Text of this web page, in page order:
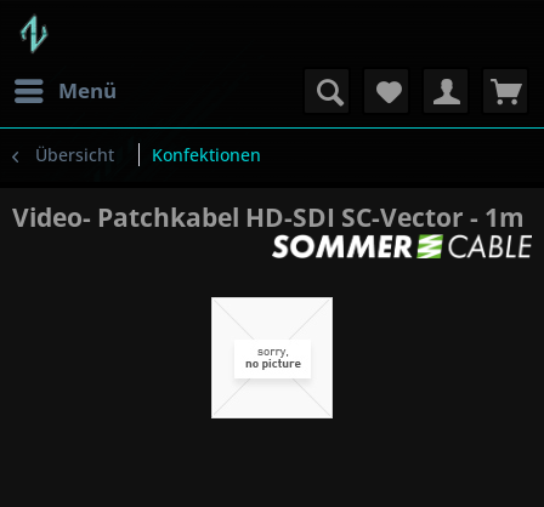
Menü
Übersicht Konfektionen
Video- Patchkabel HD-SDI SC-Vector - 1m